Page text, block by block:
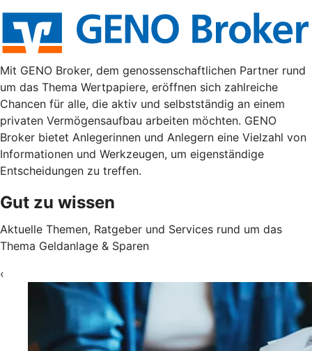
Mit GENO Broker, dem genossenschaftlichen Partner rund
um das Thema Wertpapiere, eröffnen sich zahlreiche
Chancen für alle, die aktiv und selbstständig an einem
privaten Vermögensaufbau arbeiten möchten. GENO
Broker bietet Anlegerinnen und Anlegern eine Vielzahl von
Informationen und Werkzeugen, um eigenständige
Entscheidungen zu treffen.
Gut zu wissen
Aktuelle Themen, Ratgeber und Services rund um das
Thema Geldanlage & Sparen
‹